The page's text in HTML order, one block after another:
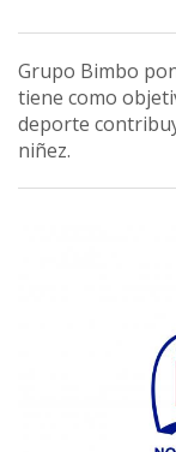
Grupo Bimbo
tiene como
deporte
niñez.